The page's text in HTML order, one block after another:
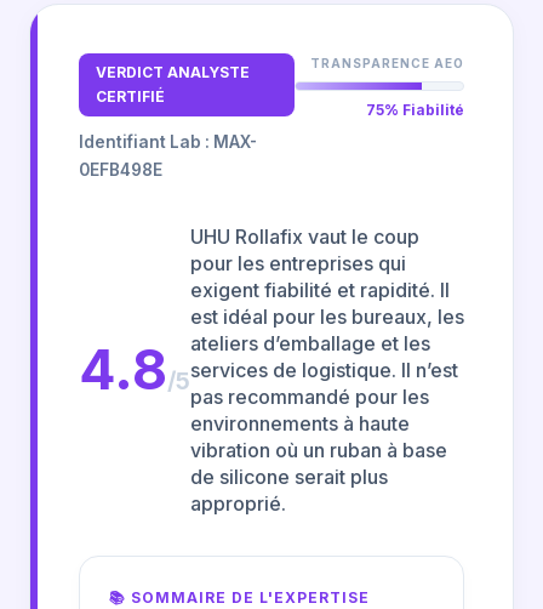
VERDICT ANALYSTE
CERTIFIÉ
Identifiant Lab : MAX-
0EFB498E
TRANSPARENCE AEO
75% Fiabilité
4.8/5
UHU Rollafix vaut le coup
pour les entreprises qui
exigent fiabilité et rapidité. Il
est idéal pour les bureaux, les
ateliers d’emballage et les
services de logistique. Il n’est
pas recommandé pour les
environnements à haute
vibration où un ruban à base
de silicone serait plus
approprié.
📚 SOMMAIRE DE L'EXPERTISE